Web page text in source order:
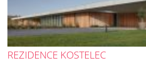
REZIDENCE KOSTELEC